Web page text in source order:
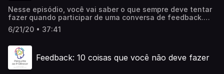
pensamentos que procuramos evitar.↓Link para o artigo
“How to Think, Say, or Do Precisely the Worst Thing for
Any Occasion”, de Daniel M. Wegner:
https://estude.link/wegner
Nesse episódio, você vai saber o que sempre deve tentar
fazer quando participar de uma conversa de feedback.
São 10 recomendações que valem especialmente para as
conversas em que você venha a ter a responsabilidade de
importantes caso você o esteja recebendo.↓Link para o
artigo “Preparing for Giving and Receiving Feedback: A
Guide to Doing it Right”, de Marty Kaplan:
6/21/20 • 37:41
Feedback: 10 coisas que você não deve fazer